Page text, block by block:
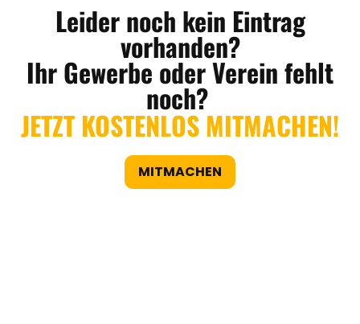
Leider noch kein Eintrag
vorhanden?
Ihr Gewerbe oder Verein fehlt
noch?
JETZT KOSTENLOS MITMACHEN!
MITMACHEN